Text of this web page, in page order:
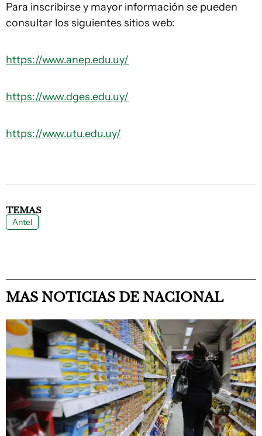
Para inscribirse y mayor información se pueden
consultar los siguientes sitios web:
https://www.anep.edu.uy/
https://www.dges.edu.uy/
https://www.utu.edu.uy/
TEMAS
Antel
MAS NOTICIAS DE NACIONAL